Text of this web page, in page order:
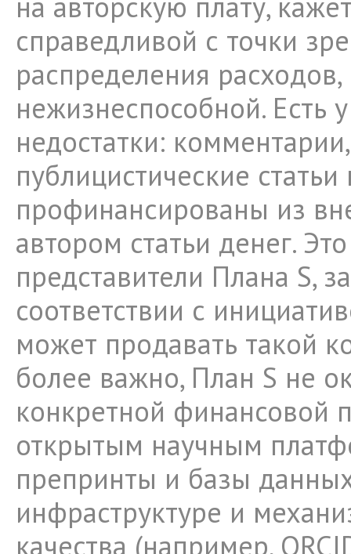
справедливой с точки
распределения расходов,
нежизнеспособной. Есть
недостатки:
публицистические
профинансированы из
автором статьи денег.
представители Плана S,
соответствии с
может продавать такой
более важно, План S не
конкретной финансовой
открытым научным
препринты и базы
инфраструктуре и
качества (например,